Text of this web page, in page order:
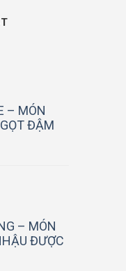
– MÓN
ĐẬM
– MÓN
ĐƯỢC